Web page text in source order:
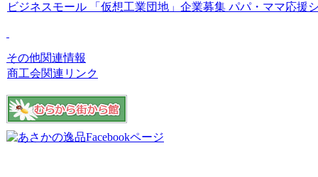
ビジネスモール
「仮想工業団地」企業募集 パパ・ママ応援
その他関連情報
商工会関連リンク